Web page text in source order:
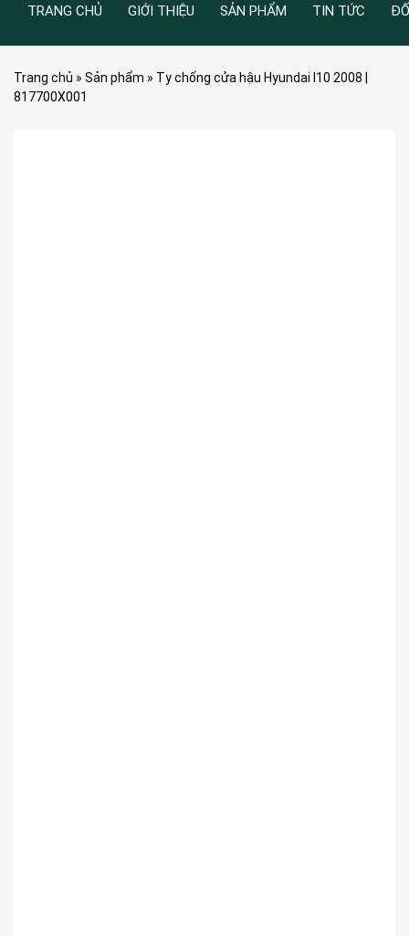
TRANG CHỦ GIỚI THIỆU SẢN PHẨM TIN TỨC
Trang chủ » Sản phẩm » Ty chống cửa hậu Hyundai I10 2008 |
817700X001